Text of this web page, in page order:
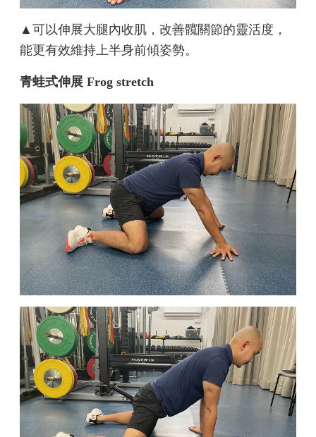
▲可以伸展大腿內收肌，改善髖關節的靈活度，
能更有效維持上半身前傾姿勢。
青蛙式伸展 Frog stretch